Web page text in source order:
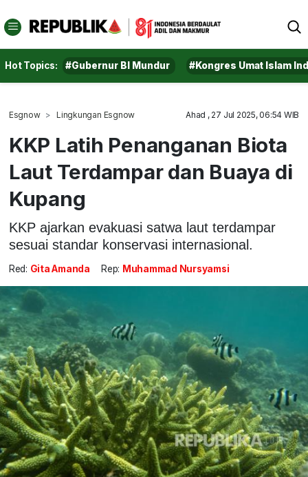
Hot Topics: #Gubernur BI Mundur #Kongres Umat Islam
Esgnow Lingkungan Esgnow Ahad , 27 Jul 2025, 06:54 WIB
KKP Latih Penanganan Biota
Laut Terdampar dan Buaya di
Kupang
KKP ajarkan evakuasi satwa laut terdampar
sesuai standar konservasi internasional.
Red: Gita Amanda Rep: Muhammad Nursyamsi